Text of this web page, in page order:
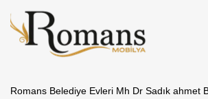
Romans Belediye Evleri Mh Dr Sadık ahmet